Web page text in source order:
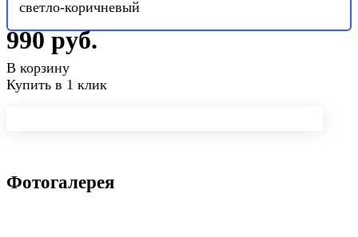
светло-коричневый
990 руб.
В корзину
Купить в 1 клик
Фотогалерея